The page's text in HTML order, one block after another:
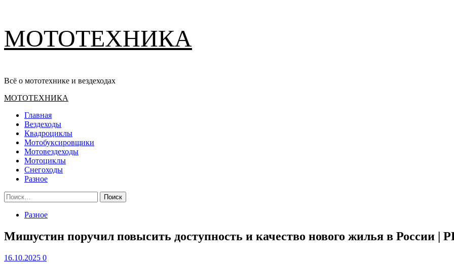
содержимому
МОТОТЕХНИКА
Всё о мототехнике и вездеходах
Основное
МОТОТЕХНИКА
Главная
Вездеходы
Квадроциклы
Мотобуксировщики
Мотовездеходы
Мотоциклы
Снегоходы
Разное
Найти:
Разное
Мишустин поручил повысить доступность и качество нового жилья в России |
16.10.2025 0